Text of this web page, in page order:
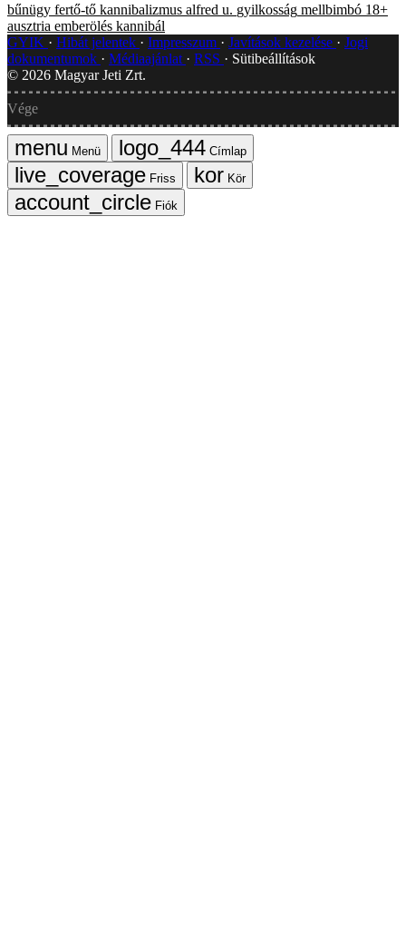
bűnügy fertő-tő kannibalizmus alfred u. gyilkosság mellbimbó 18+
ausztria emberölés kannibál
GYIK
Hibát jelentek Impresszum Javítások kezelése
Jogi
dokumentumok
Médiaajánlat RSS
Sütibeállítások
© 2026 Magyar Jeti Zrt.
Vége
Menü
Címlap
Friss
Kör
Fiók